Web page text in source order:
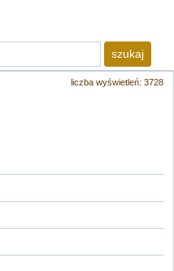
szukaj
liczba wyświetleń: 3728